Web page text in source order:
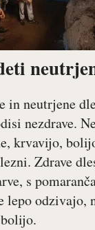
in neutrjene
nezdrave.
krvavijo,
Zdrave
s
lepo odzivajo,